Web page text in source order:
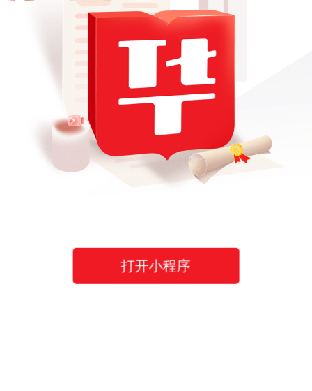
打开小程序